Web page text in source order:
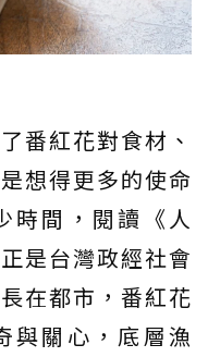
番紅花對食材、
想得更多的使命
時間，閱讀《人
是台灣政經社會
在都市，番紅花
與關心，底層漁